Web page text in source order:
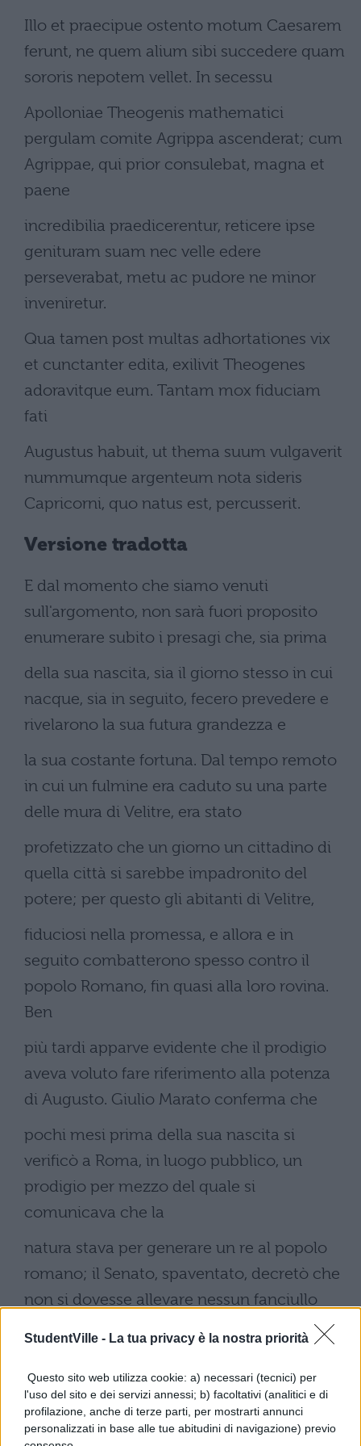
StudentVille - La tua privacy è la nostra priorità
Questo sito web utilizza cookie: a) necessari (tecnici) per
l'uso del sito e dei servizi annessi; b) facoltativi (analitici e di
profilazione, anche di terze parti, per mostrarti annunci
personalizzati in base alle tue abitudini di navigazione) previo
Illo et praecipue ostento motum Caesarem
ferunt, ne quem alium sibi succedere quam
sororis nepotem vellet. In secessu
Apolloniae Theogenis mathematici
pergulam comite Agrippa ascenderat; cum
Agrippae, qui prior consulebat, magna et
paene
incredibilia praedicerentur, reticere ipse
genituram suam nec velle edere
perseverabat, metu ac pudore ne minor
inveniretur.
Qua tamen post multas adhortationes vix
et cunctanter edita, exilivit Theogenes
adoravitque eum. Tantam mox fiduciam
fati
Augustus habuit, ut thema suum vulgaverit
nummumque argenteum nota sideris
Capricorni, quo natus est, percusserit.
Versione tradotta
E dal momento che siamo venuti
sull'argomento, non sarà fuori proposito
enumerare subito i presagi che, sia prima
della sua nascita, sia il giorno stesso in cui
nacque, sia in seguito, fecero prevedere e
rivelarono la sua futura grandezza e
la sua costante fortuna. Dal tempo remoto
in cui un fulmine era caduto su una parte
delle mura di Velitre, era stato
profetizzato che un giorno un cittadino di
quella città si sarebbe impadronito del
potere; per questo gli abitanti di Velitre,
fiduciosi nella promessa, e allora e in
seguito combatterono spesso contro il
popolo Romano, fin quasi alla loro rovina.
Ben
più tardi apparve evidente che il prodigio
aveva voluto fare riferimento alla potenza
di Augusto. Giulio Marato conferma che
pochi mesi prima della sua nascita si
verificò a Roma, in luogo pubblico, un
prodigio per mezzo del quale si
comunicava che la
natura stava per generare un re al popolo
romano; il Senato, spaventato, decretò che
non si dovesse allevare nessun fanciullo
nato in quell'anno; i senatori però che
si riferisse a loro la predizione, si
diedero da fare perché il decreto del Senato